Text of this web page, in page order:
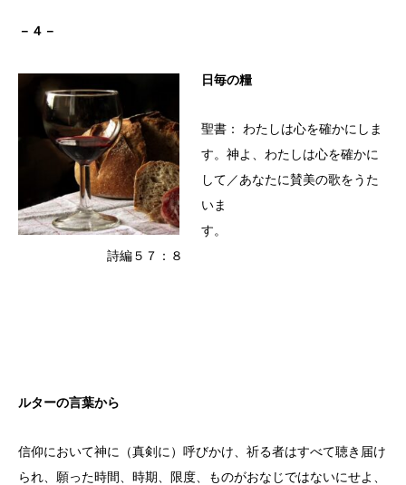
－４－
日毎の糧
聖書： わたしは心を確かにしま
す。神よ、わたしは心を確かに
して／あなたに賛美の歌をうた
いま
す。
詩編５７：８
ルターの言葉から
信仰において神に（真剣に）呼びかけ、祈る者はすべて聴き届け
られ、願った時間、時期、限度、ものがおなじではないにせよ、